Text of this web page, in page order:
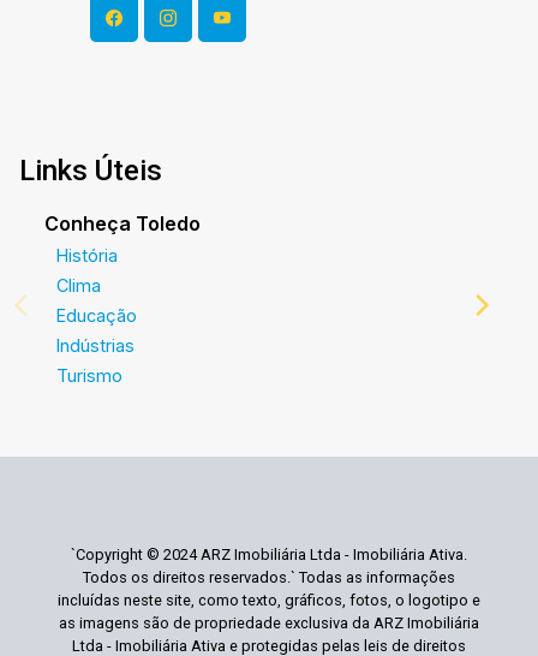
Links Úteis
Conheça Toledo
História
Clima
Educação
Indústrias
Turismo
`Copyright © 2024 ARZ Imobiliária Ltda - Imobiliária Ativa.
Todos os direitos reservados.` Todas as informações
incluídas neste site, como texto, gráficos, fotos, o logotipo e
as imagens são de propriedade exclusiva da ARZ Imobiliária
Ltda - Imobiliária Ativa e protegidas pelas leis de direitos